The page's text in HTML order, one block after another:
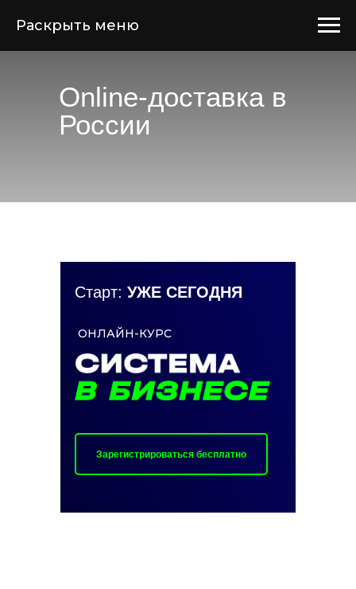
Раскрыть меню
Online-доставка в
России
ОНЛАЙН-КУРС
Старт: УЖЕ СЕГОДНЯ
Зарегистрироваться бесплатно
LET'S GO!